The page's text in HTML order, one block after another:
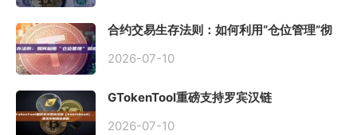
合约交易生存法则：如何利用“仓位管理”彻
2026-07-10
GTokenTool重磅支持罗宾汉链
2026-07-10